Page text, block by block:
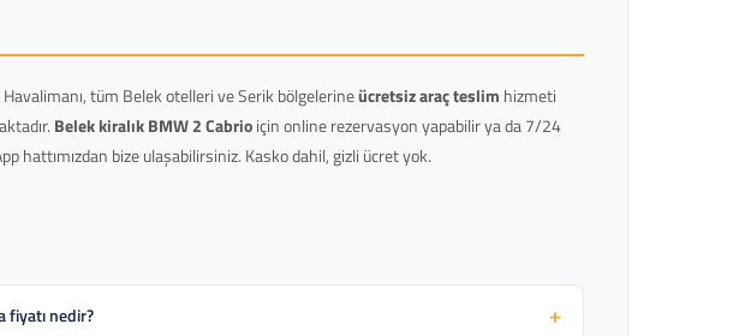
tüm Belek otelleri ve Serik bölgelerineücretsiz araç teslim hizmeti
Belek kiralık BMW 2 Cabrioiçin online rezervasyon yapabilir ya da 7/24
hattımızdan bize ulaşabilirsiniz. Kasko dahil, gizli ücret yok.
fiyatı nedir? +